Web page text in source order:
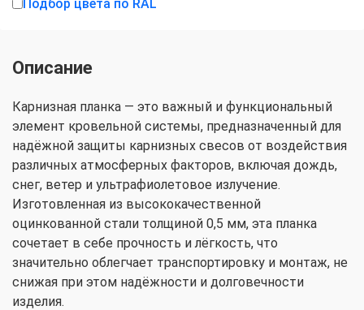
Подбор цвета по RAL
Описание
Карнизная планка — это важный и функциональный
элемент кровельной системы, предназначенный для
надёжной защиты карнизных свесов от воздействия
различных атмосферных факторов, включая дождь,
снег, ветер и ультрафиолетовое излучение.
Изготовленная из высококачественной
оцинкованной стали толщиной 0,5 мм, эта планка
сочетает в себе прочность и лёгкость, что
значительно облегчает транспортировку и монтаж, не
снижая при этом надёжности и долговечности
изделия.